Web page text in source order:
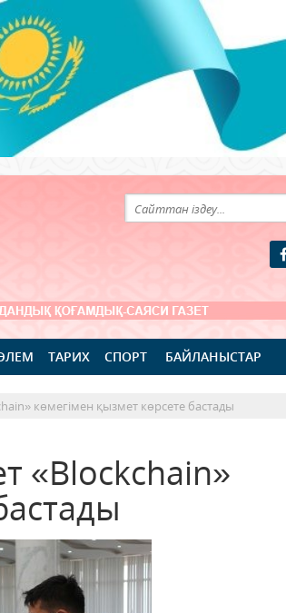
ТАРИХ СПОРТ БАЙЛАНЫСТАР
көмегімен қызмет көрсете бастады
«Blockchain»